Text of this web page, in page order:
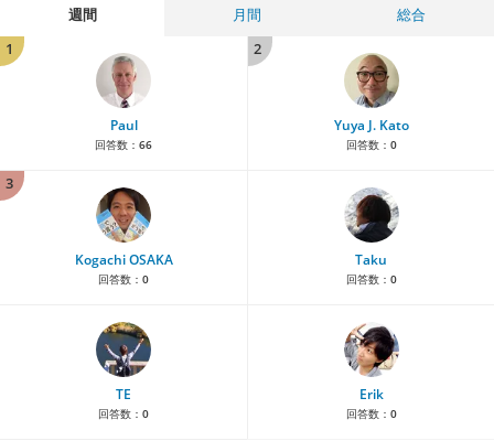
週間 月間
総合
1
Paul
回答数： 66
2
Yuya J. Kato
回答数： 0
3
Kogachi OSAKA
回答数： 0
Taku
回答数： 0
TE
回答数： 0
Erik
回答数： 0